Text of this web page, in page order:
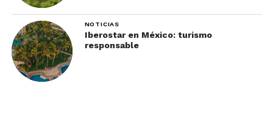
NOTICIAS
Iberostar en México: turismo
responsable